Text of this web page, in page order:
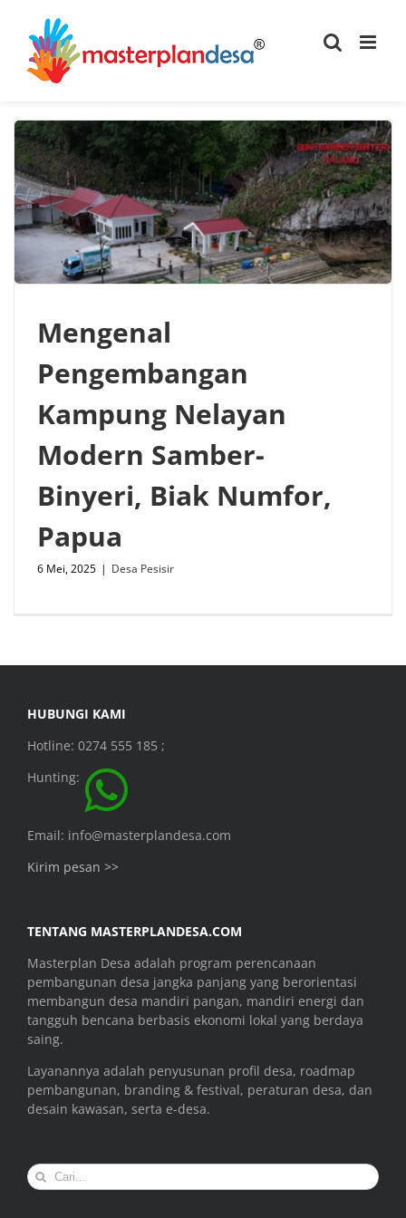
content
Mengenal
Pengembangan
Kampung Nelayan
Modern Samber-
Binyeri, Biak Numfor,
Papua
6 Mei, 2025 | Desa Pesisir
HUBUNGI KAMI
Hotline: 0274 555 185 ;
Hunting:
Email: info@masterplandesa.com
Kirim pesan >>
TENTANG MASTERPLANDESA.COM
Masterplan Desa adalah program perencanaan
pembangunan desa jangka panjang yang berorientasi
membangun desa mandiri pangan, mandiri energi dan
tangguh bencana berbasis ekonomi lokal yang berdaya
saing.
Layanannya adalah penyusunan profil desa, roadmap
pembangunan, branding & festival, peraturan desa, dan
desain kawasan, serta e-desa.
Search
for: